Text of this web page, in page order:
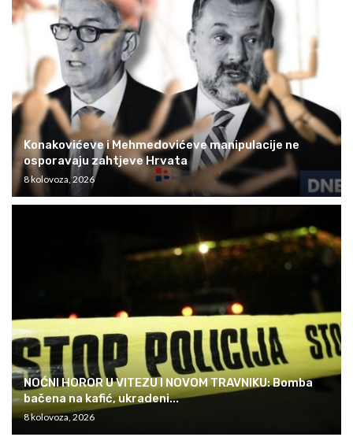
Konakovićeve i Mehmedovićeve manipulacije ne
osporavaju zahtjeve Hrvata
8 kolovoza, 2026
NOĆNI HOROR U VITEZU I NOVOM TRAVNIKU: Bomba
bačena na kafić, ukradeni...
8 kolovoza, 2026